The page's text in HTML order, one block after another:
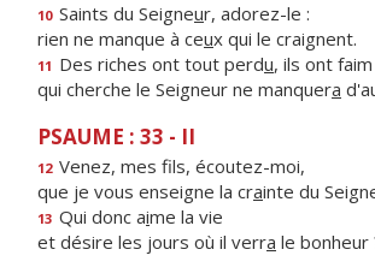
10 Saints du Seigneur, adorez-le :
rien ne manque à ceux qui le craignent.
11 Des riches ont tout perdu, ils ont faim
qui cherche le Seigneur ne manquera
PSAUME : 33 - II
12 Venez, mes fls, écoutez-moi,
que je vous enseigne la crainte du
13 Qui donc aime la vie
et désire les jours où il verra le bonheur